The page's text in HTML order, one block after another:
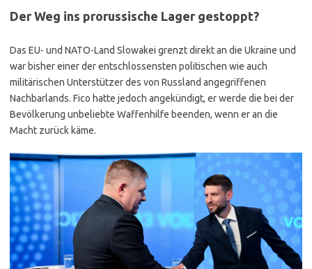
Der Weg ins prorussische Lager gestoppt?
Das EU- und NATO-Land Slowakei grenzt direkt an die Ukraine und
war bisher einer der entschlossensten politischen wie auch
militärischen Unterstützer des von Russland angegriffenen
Nachbarlands. Fico hatte jedoch angekündigt, er werde die bei der
Bevölkerung unbeliebte Waffenhilfe beenden, wenn er an die
Macht zurück käme.